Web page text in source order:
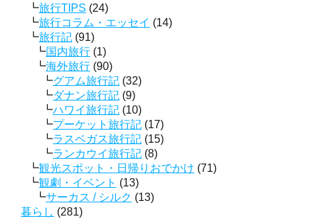
旅行TIPS (24)
旅行コラム・エッセイ (14)
旅行記 (91)
国内旅行 (1)
海外旅行 (90)
グアム旅行記 (32)
ダナン旅行記 (9)
ハワイ旅行記 (10)
プーケット旅行記 (17)
ラスベガス旅行記 (15)
ランカウイ旅行記 (8)
観光スポット・日帰りおでかけ (71)
観劇・イベント (13)
サーカス / シルク (13)
暮らし (281)